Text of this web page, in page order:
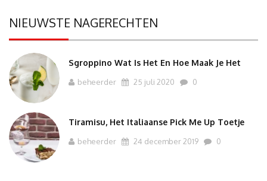
NIEUWSTE NAGERECHTEN
Sgroppino Wat Is Het En Hoe Maak Je Het
beheerder 25 juli 2020 0
Tiramisu, Het Italiaanse Pick Me Up Toetje
beheerder 24 december 2019 0